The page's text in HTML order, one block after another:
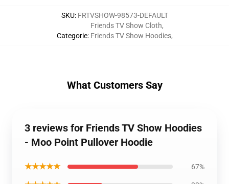
SKU: FRTVSHOW-98573-DEFAULT
Categorie:
Friends TV Show Cloth,
Friends TV Show Hoodies,
What Customers Say
3 reviews for Friends TV Show Hoodies
- Moo Point Pullover Hoodie
★★★★★ 67%